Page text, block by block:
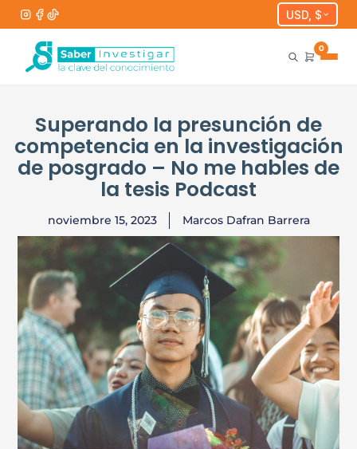
USD, $
0
Superando la presunción de
competencia en la investigación
de posgrado – No me hables de
la tesis Podcast
noviembre 15, 2023 Marcos Dafran Barrera